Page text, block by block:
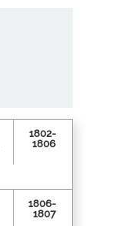
1802-
1806
1806-
1807